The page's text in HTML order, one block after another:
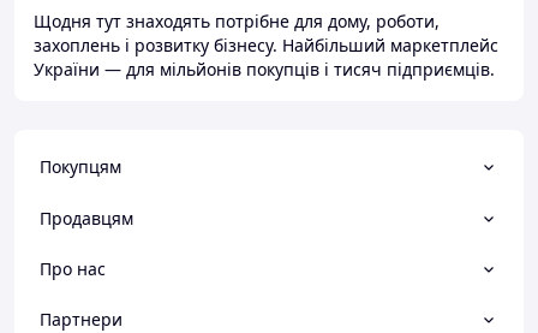
Щодня тут знаходять потрібне для дому, роботи,
захоплень і розвитку бізнесу. Найбільший маркетплейс
України — для мільйонів покупців і тисяч підприємців.
Покупцям
Продавцям
Про нас
Партнери